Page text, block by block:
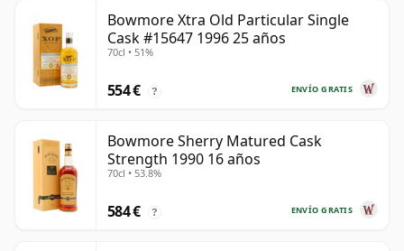
Bowmore Xtra Old Particular Single
Cask #15647 1996 25 años
70cl • 51%
ENVÍO GRATIS
554 € ?
Bowmore Sherry Matured Cask
Strength 1990 16 años
70cl • 53.8%
ENVÍO GRATIS
584 € ?